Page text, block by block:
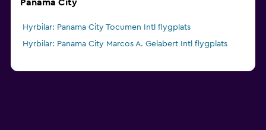
Panama City
Hyrbilar: Panama City Tocumen Intl flygplats
Hyrbilar: Panama City Marcos A. Gelabert Intl flygplats